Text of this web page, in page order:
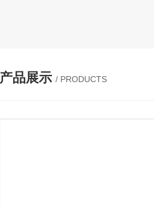
产品展示 / PRODUCTS